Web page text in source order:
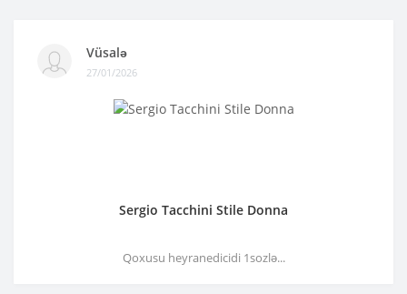
Vüsalə
27/01/2026
Sergio Tacchini Stile Donna
Qoxusu heyranedicidi 1sozlə...